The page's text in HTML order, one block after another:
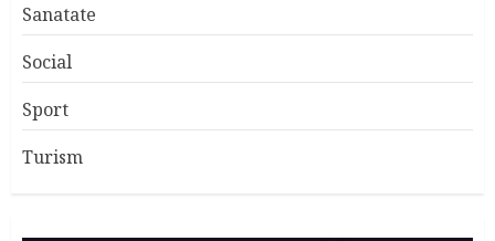
Sanatate
Social
Sport
Turism